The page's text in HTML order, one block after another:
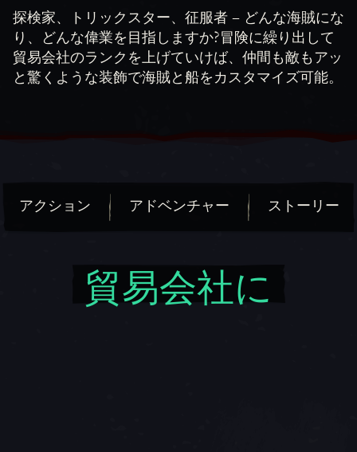
探検家、トリックスター、征服者 – どんな海賊にな
り、どんな偉業を目指しますか?冒険に繰り出して
貿易会社のランクを上げていけば、仲間も敵もアッ
と驚くような装飾で海賊と船をカスタマイズ可能。
アクション アドベンチャー ストーリー
貿易会社に